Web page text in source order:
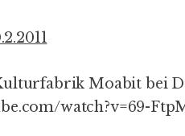
Moabit bei
watch?v=69-